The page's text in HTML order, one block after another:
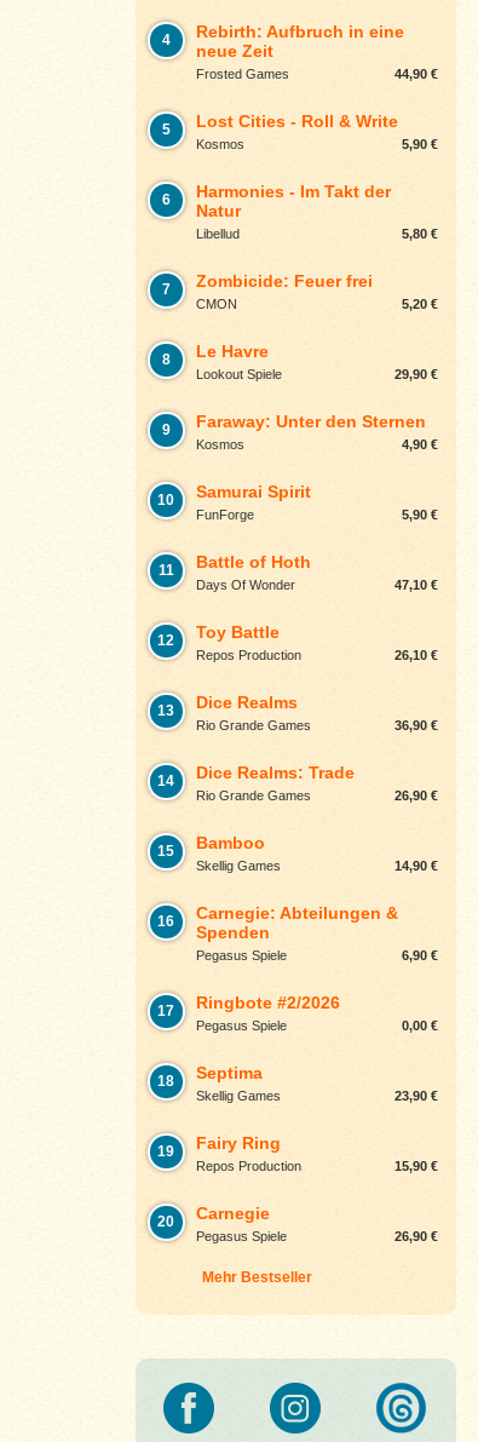
4
Rebirth: Aufbruch in eine
neue Zeit
Frosted Games 44,90 €
5 Lost Cities - Roll & Write
Kosmos 5,90 €
6
Harmonies - Im Takt der
Natur
Libellud 5,80 €
7 Zombicide: Feuer frei
CMON 5,20 €
8 Le Havre
Lookout Spiele 29,90 €
9 Faraway: Unter den Sternen
Kosmos 4,90 €
10 Samurai Spirit
FunForge 5,90 €
11 Battle of Hoth
Days Of Wonder 47,10 €
12 Toy Battle
Repos Production 26,10 €
13 Dice Realms
Rio Grande Games 36,90 €
14 Dice Realms: Trade
Rio Grande Games 26,90 €
15 Bamboo
Skellig Games 14,90 €
16
Carnegie: Abteilungen &
Spenden
Pegasus Spiele 6,90 €
17 Ringbote #2/2026
Pegasus Spiele 0,00 €
18 Septima
Skellig Games 23,90 €
19 Fairy Ring
Repos Production 15,90 €
20 Carnegie
Pegasus Spiele 26,90 €
Mehr Bestseller